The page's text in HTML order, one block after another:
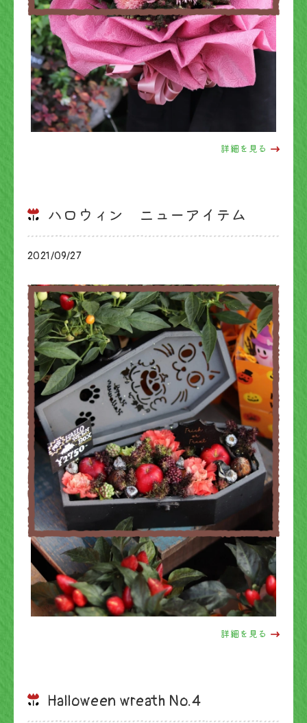
詳細を見る
ハロウィン ニューアイテム
2021/09/27
詳細を見る
Halloween wreath No.4